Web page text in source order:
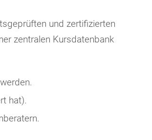
und zertifizierten
zentralen Kursdatenbank
hat).